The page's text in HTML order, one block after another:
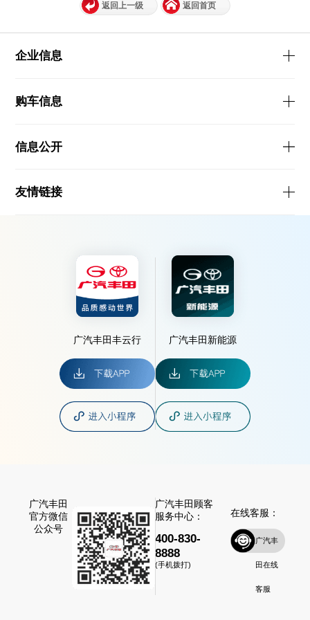
返回上一级 返回首页
企业信息
购车信息
信息公开
友情链接
广汽丰田丰云行 广汽丰田新能源
广汽丰田
官方微信
公众号
广汽丰田顾客
服务中心：
400-830-
8888
(手机拨打)
在线客服：
广汽丰
田在线
客服